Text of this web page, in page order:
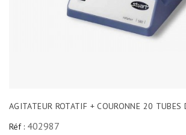
AGITATEUR ROTATIF + COURONNE 20
Réf : 402987